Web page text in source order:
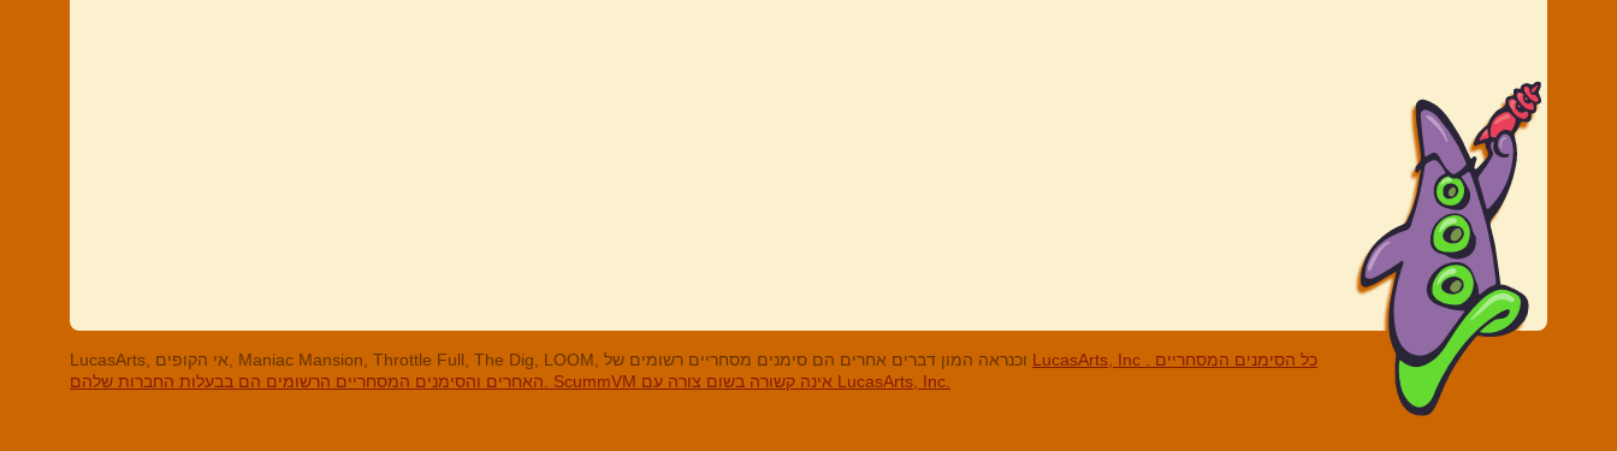
LucasArts, Inc . כל הסימנים המסחריים
האחרים והסימנים המסחריים הרשומים הם בבעלות החברות שלהם. ScummVM אינה קשורה בשום צורה עם LucasArts, Inc.